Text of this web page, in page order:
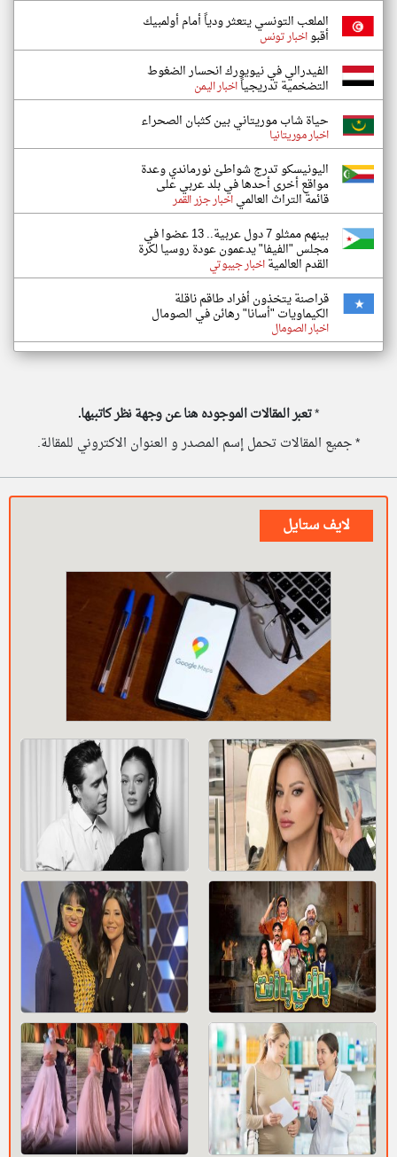
الملعب التونسي يتعثر ودياً أمام أولمبيك
أقبواخبار تونس
الفيدرالي في نيويورك انحسار الضغوط
التضخمية تدريجياًاخبار اليمن
حياة شاب موريتاني بين كثبان الصحراء
اخبار موريتانيا
اليونيسكو تدرج شواطئ نورماندي وعدة
مواقع أخرى أحدها في بلد عربي على
قائمة التراث العالمياخبار جزر القمر
بينهم ممثلو 7 دول عربية.. 13 عضوا في
مجلس "الفيفا" يدعمون عودة روسيا لكرة
القدم العالميةاخبار جيبوتي
قراصنة يتخذون أفراد طاقم ناقلة
الكيماويات "أسانا" رهائن في الصومال
اخبار الصومال
*تعبر المقالات الموجوده هنا عن وجهة نظر كاتبيها.
* جميع المقالات تحمل إسم المصدر و العنوان الاكتروني للمقالة.
لايف ستايل